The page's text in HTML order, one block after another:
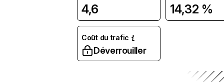
4,6 14,32 %
Coût du trafic
Déverrouiller